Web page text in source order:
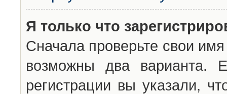
Я только что
Сначала проверьте свои
возможны два варианта.
регистрации вы указали,